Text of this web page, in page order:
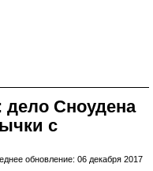
дело Сноудена
с
обновление: 06 декабря 2017